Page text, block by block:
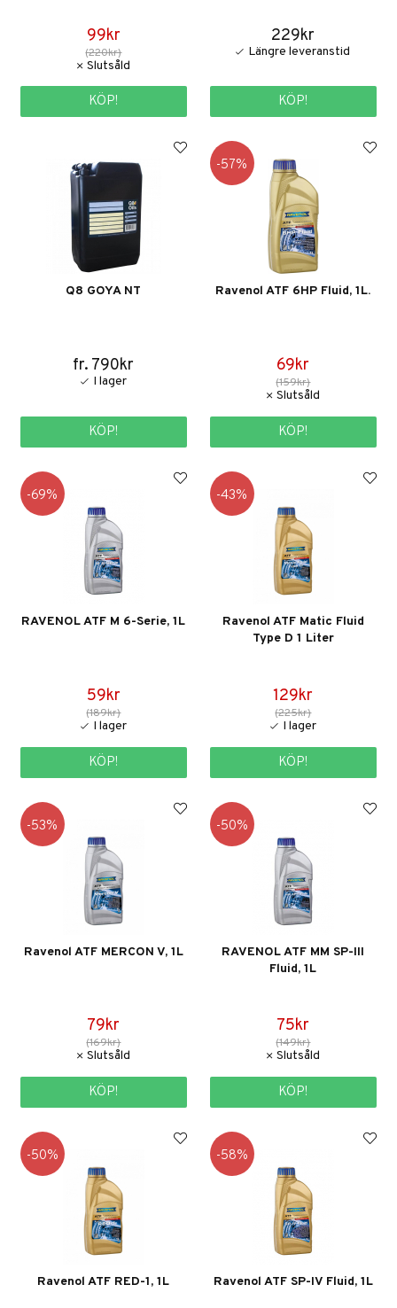
99kr
(220kr)
KÖP!
229kr
KÖP!
Q8 GOYA NT
fr. 790kr
KÖP!
57
Ravenol ATF 6HP Fluid, 1L.
69kr
(159kr)
KÖP!
69
RAVENOL ATF M 6-Serie, 1L
59kr
(189kr)
KÖP!
43
Ravenol ATF Matic Fluid
Type D 1 Liter
129kr
(225kr)
KÖP!
53
Ravenol ATF MERCON V, 1L
79kr
(169kr)
KÖP!
50
RAVENOL ATF MM SP-III
Fluid, 1L
75kr
(149kr)
KÖP!
50
Ravenol ATF RED-1, 1L
58
Ravenol ATF SP-IV Fluid, 1L